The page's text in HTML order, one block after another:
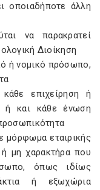
οποιαδήποτε άλλη
να παρακρατεί
Διοίκηση
ή νομικό πρόσωπο,
επιχείρηση ή
ή και κάθε ένωση
μόρφωμα εταιρικής
μη χαρακτήρα που
όπως ιδίως
ή εξωχώρια